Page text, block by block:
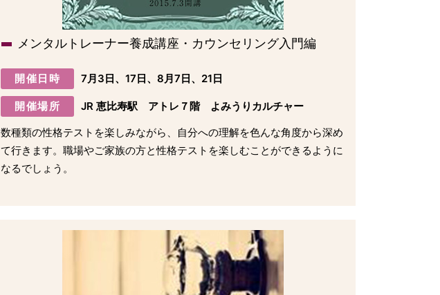
メンタルトレーナー養成講座・カウンセリング入門編
開催日時 7月3日、17日、8月7日、21日
開催場所
JR 恵比寿駅 アトレ７階 よみうりカルチャー
数種類の性格テストを楽しみながら、自分への理解を色んな角度から深め
て行きます。職場やご家族の方と性格テストを楽しむことができるように
なるでしょう。